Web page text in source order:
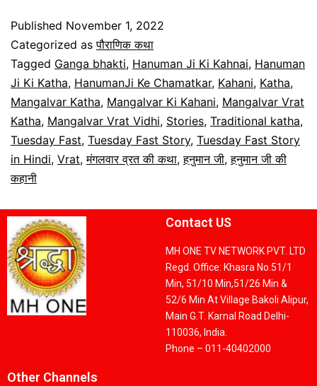
Published November 1, 2022
Categorized asपौराणिक कथा
Tagged Ganga bhakti, Hanuman Ji Ki Kahnai, Hanuman
Ji Ki Katha, HanumanJi Ke Chamatkar, Kahani, Katha,
Mangalvar Katha, Mangalvar Ki Kahani, Mangalvar Vrat
Katha, Mangalvar Vrat Vidhi, Stories, Traditional katha,
Tuesday Fast, Tuesday Fast Story, Tuesday Fast Story
in Hindi, Vrat,मंगलवार व्रत की कथा,हनुमान जी,हनुमान जी की
कहानी
Contact US
MH ONE TV NETWORK PVT. LTD
Regd. Office: Khasra No.51/1
Min, 51/10 Min,51/26 Min &
52/6 Min At Village Bakoli Alipur,
Main G.T. Karnal Road Delhi-
110036, India.
Phone – 011-40402000
Other Channels